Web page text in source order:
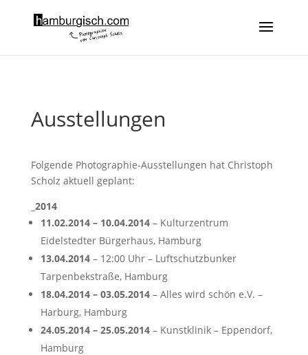
Ausstellungen
Folgende Photographie-Ausstellungen hat Christoph
Scholz aktuell geplant:
2014
11.02.2014 – 10.04.2014– Kulturzentrum
Eidelstedter Bürgerhaus, Hamburg
13.04.2014– 12:00 Uhr – Luftschutzbunker
Tarpenbekstraße, Hamburg
18.04.2014 – 03.05.2014– Alles wird schön e.V. –
Harburg, Hamburg
24.05.2014 – 25.05.2014– Kunstklinik – Eppendorf,
Hamburg